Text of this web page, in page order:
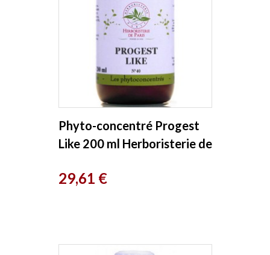
Phyto-concentré Progest
Like 200 ml Herboristerie de
Prix
29,61 €